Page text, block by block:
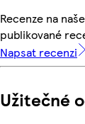
Recenze na
publikované
Napsat recenzi
Užitečné